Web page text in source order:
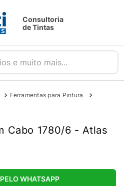
Consultoria
de Tintas
muito mais...
Ferramentas para Pintura
Cabo 1780/6 - Atlas
WHATSAPP